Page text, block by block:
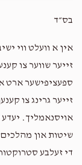
$100.00
$50.00
בס״ד
אין א וועלט ווי
זייער שווער צו
ספעציפישער ארט
זייער גרינג צו
אויסנאמליך. יעדע
שיטות און מהלכים,
די זעלבע